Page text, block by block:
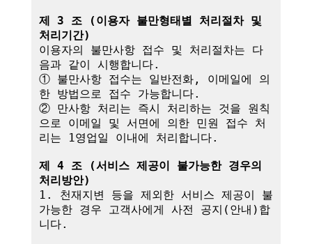
제 3 조 (이용자 불만형태별 처리절차 및
처리기간)
이용자의 불만사항 접수 및 처리절차는 다
음과 같이 시행합니다.
① 불만사항 접수는 일반전화, 이메일에 의
한 방법으로 접수 가능합니다.
② 만사항 처리는 즉시 처리하는 것을 원칙
으로 이메일 및 서면에 의한 민원 접수 처
리는 1영업일 이내에 처리합니다.
제 4 조 (서비스 제공이 불가능한 경우의
처리방안)
1. 천재지변 등을 제외한 서비스 제공이 불
가능한 경우 고객사에게 사전 공지(안내)합
니다.